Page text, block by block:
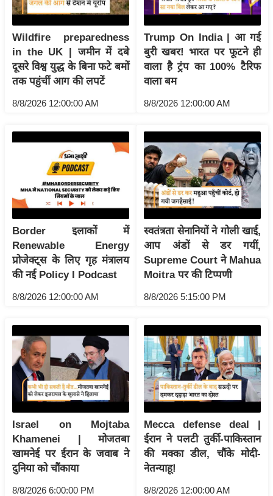
खे
ल
क्रि
के
ट
P
2
क्रा
इ
म
ई
-
मि
सा
ल
बे
मि
सा
ल
श
ख्सि
Wildfire preparedness
in the UK | जमीन में दबे
दूसरे विश्व युद्ध के बिना फटे बमों
तक पहुंचीं आग की लपटें
8/8/2026 12:00:00 AM
Trump On India | आ गई
बुरी खबर! भारत पर फूटने ही
वाला है ट्रंप का 100% टैरिफ
वाला बम
8/8/2026 12:00:00 AM
Border इलाकों में
Renewable Energy
प्रोजेक्ट्स के लिए गृह मंत्रालय
की नई Policy I Podcast
8/8/2026 12:00:00 AM
स्वतंत्रता सेनानियों ने गोली खाई,
आप अंडों से डर गयीं,
Supreme Court ने Mahua
Moitra पर की टिप्पणी
8/8/2026 5:15:00 PM
Israel on Mojtaba
Khamenei | मोजतबा
खामनेई पर ईरान के जवाब ने
दुनिया को चौंकाया
8/8/2026 6:00:00 PM
Mecca defense deal |
ईरान ने पलटी तुर्की-पाकिस्तान
की मक्का डील, चौंके मोदी-
नेतन्याहू!
8/8/2026 12:00:00 AM